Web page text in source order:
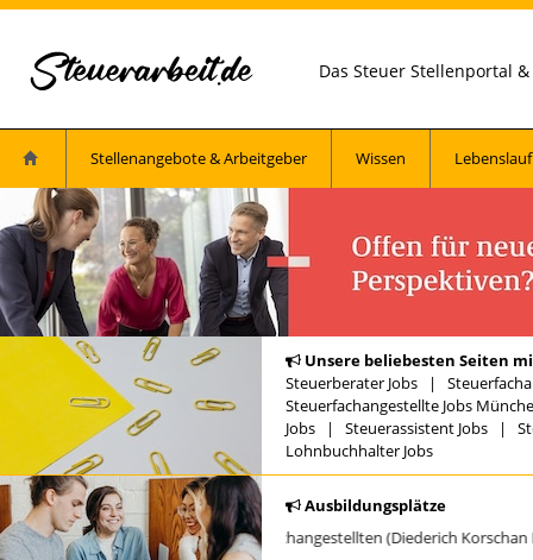
Das Steuer Stellenportal
Stellenangebote & Arbeitgeber Wissen Lebenslauf
Unsere beliebesten Seiten
Steuerberater Jobs |
Steuerfachangestellte Jobs
Jobs | Steuerassistent Jobs |
Lohnbuchhalter Jobs
Ausbildungsplätze
Ausbildung zur/zum Steuerfachangestellten (Diederich Korschan